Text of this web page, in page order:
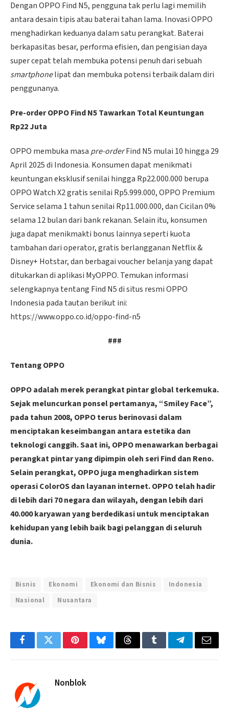
Dengan OPPO Find N5, pengguna tak perlu lagi memilih
antara desain tipis atau baterai tahan lama. Inovasi OPPO
menghadirkan keduanya dalam satu perangkat. Baterai
berkapasitas besar, performa efisien, dan pengisian daya
super cepat telah membuka potensi penuh dari sebuah
smartphonelipat dan membuka potensi terbaik dalam diri
penggunanya.
Pre-order OPPO Find N5 Tawarkan Total Keuntungan
Rp22 Juta
OPPO membuka masa pre-orderFind N5 mulai 10 hingga 29
April 2025 di Indonesia. Konsumen dapat menikmati
keuntungan eksklusif senilai hingga Rp22.000.000 berupa
OPPO Watch X2 gratis senilai Rp5.999.000, OPPO Premium
Service selama 1 tahun senilai Rp11.000.000, dan Cicilan 0%
selama 12 bulan dari bank rekanan. Selain itu, konsumen
juga dapat menikmakti bonus lainnya seperti kuota
tambahan dari operator, gratis berlangganan Netflix &
Disney+ Hotstar, dan berbagai voucher belanja yang dapat
ditukarkan di aplikasi MyOPPO. Temukan informasi
selengkapnya tentang Find N5 di situs resmi OPPO
Indonesia pada tautan berikut ini:
https://www.oppo.co.id/oppo-find-n5
###
Tentang OPPO
OPPO adalah merek perangkat pintar global terkemuka.
Sejak meluncurkan ponsel pertamanya, “Smiley Face”,
pada tahun 2008, OPPO terus berinovasi dalam
menciptakan keseimbangan antara estetika dan
teknologi canggih. Saat ini, OPPO menawarkan berbagai
perangkat pintar yang dipimpin oleh seri Find dan Reno.
Selain perangkat, OPPO juga menghadirkan sistem
operasi ColorOS dan layanan internet. OPPO telah hadir
di lebih dari 70 negara dan wilayah, dengan lebih dari
40.000 karyawan yang berdedikasi untuk menciptakan
kehidupan yang lebih baik bagi pelanggan di seluruh
dunia.
Bisnis Ekonomi Ekonomi dan Bisnis
Indonesia
Nasional
Nusantara
FacebookTwitterPinterestBlueskyThreadsTumblrTelegramEmail
Nonblok